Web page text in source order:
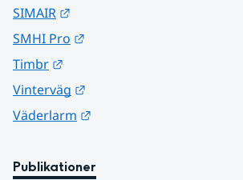
SIMAIR
SMHI Pro
Timbr
Vinterväg
Väderlarm
Publikationer